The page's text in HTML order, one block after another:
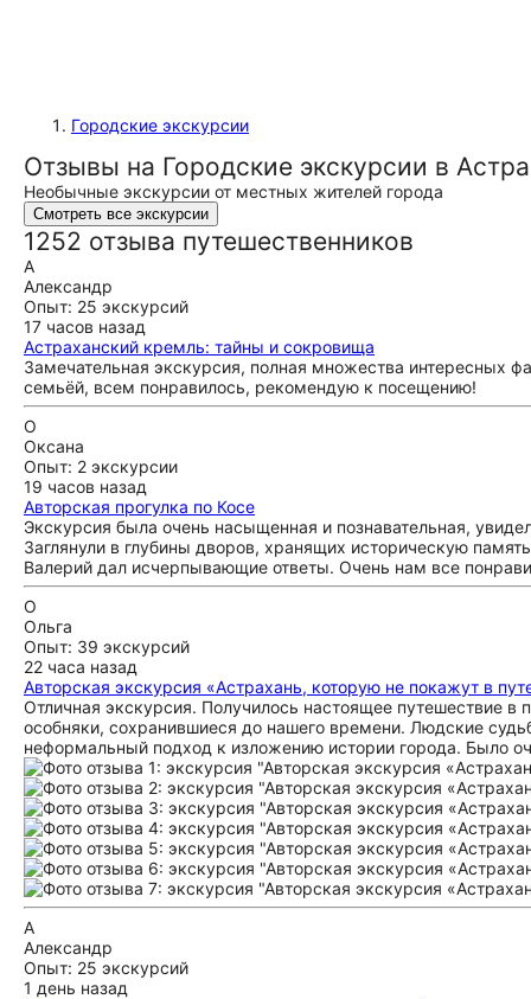
Городские экскурсии
Отзывы на Городские экскурсии в
Необычные экскурсии от местных жителей города
Смотреть все экскурсии
1252 отзыва путешественников
А
Александр
Опыт: 25 экскурсий
17 часов назад
Астраханский кремль: тайны и сокровища
Замечательная экскурсия, полная множества интересных
семьёй, всем понравилось, рекомендую к посещению!
О
Оксана
Опыт: 2 экскурсии
19 часов назад
Авторская прогулка по Косе
Экскурсия была очень насыщенная и познавательная,
Заглянули в глубины дворов, хранящих историческую
Валерий дал исчерпывающие ответы. Очень нам все
О
Ольга
Опыт: 39 экскурсий
22 часа назад
Авторская экскурсия «Астрахань, которую не покажут в
Отличная экскурсия. Получилось настоящее путешествие
особняки, сохранившиеся до нашего времени. Людские
неформальный подход к изложению истории города. Было
А
Александр
Опыт: 25 экскурсий
1 день назад